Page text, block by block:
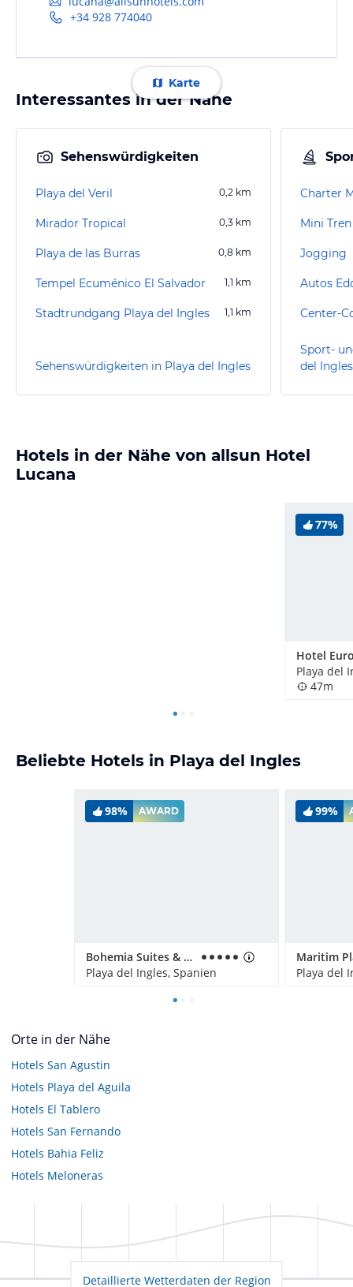
+34 928 774040
Karte
Interessantes in der Nähe
Sehenswürdigkeiten
Playa del Veril 0,2 km
Mirador Tropical 0,3 km
Playa de las Burras 0,8 km
Tempel Ecuménico El Salvador 1,1 km
Stadtrundgang Playa del Ingles 1,1 km
Sehenswürdigkeiten in Playa del Ingles
Charter
Mini Tren
Jogging
Autos
Sport-
del Ingles
Hotels in der Nähe von allsun Hotel
Lucana
77%
Hotel
Playa del
47m
Beliebte Hotels in Playa del Ingles
98% AWARD
Bohemia Suites & Spa - Adults only
Playa del Ingles, Spanien
99%
Maritim
Playa del
Orte in der Nähe
Hotels San Agustin
Hotels Playa del Aguila
Hotels El Tablero
Hotels San Fernando
Hotels Bahia Feliz
Hotels Meloneras
Detaillierte Wetterdaten der Region